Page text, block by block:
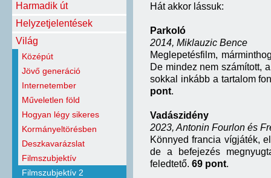
Harmadik út
Helyzetjelentések
Világ
Középút
Jövő generáció
Internetember
Műveletlen föld
Hogyan légy sikeres
Kormányeltörésben
Deszkavarázslat
Filmszubjektív
Filmszubjektív 2
Hát akkor lássuk:
Parkoló
2014, Miklauzic Bence
Meglepetésfilm,
De mindez nem számított,
sokkal inkább a tartalom
pont.
Vadászidény
2023, Antonin Fourlon és
Könnyed francia vígjáték,
de a befejezés
feledtető. 69 pont.